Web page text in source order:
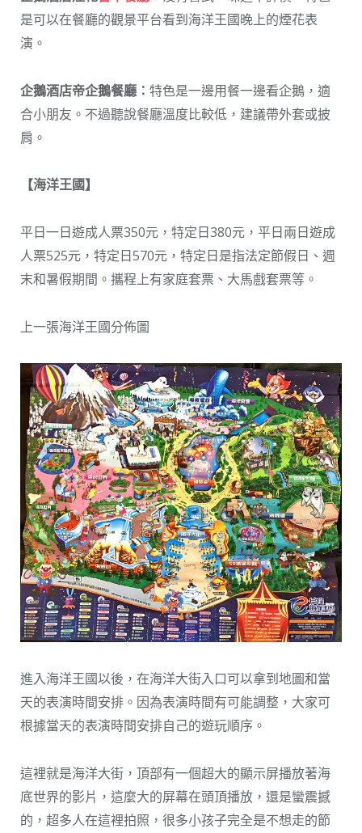
是可以在餐廳的觀景平台看到海洋王國晚上的煙花表
演。
企鵝酒店帝企鵝餐廳： 特色是一邊用餐一邊看企鵝，適
合小朋友。不過聽說餐廳溫度比較低，建議帶外套或披
肩。
【海洋王國】
平日一日遊成人票350元，特定日380元，平日兩日遊成
人票525元，特定日570元，特定日是指法定節假日、週
末和暑假期間。攜程上有家庭套票、大馬戲套票等。
上一張海洋王國分佈圖
進入海洋王國以後，在海洋大街入口可以拿到地圖和當
天的表演時間安排。因為表演時間有可能調整，大家可
根據當天的表演時間安排自己的遊玩順序。
這裡就是海洋大街，頂部有一個超大的顯示屏播放著海
底世界的影片，這麼大的屏幕在頭頂播放，還是蠻震撼
的，超多人在這裡拍照，很多小孩子完全是不想走的節